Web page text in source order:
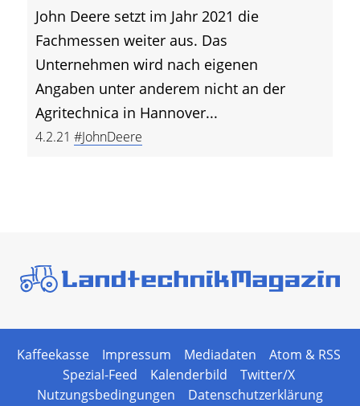
John Deere setzt im Jahr 2021 die
Fachmessen weiter aus. Das
Unternehmen wird nach eigenen
Angaben unter anderem nicht an der
Agritechnica in Hannover...
4.2.21 #JohnDeere
Kaffeekasse Impressum Mediadaten
Atom & RSS
Spezial-Feed
Kalenderbild
Twitter/X
Nutzungsbedingungen
Datenschutzerklärung